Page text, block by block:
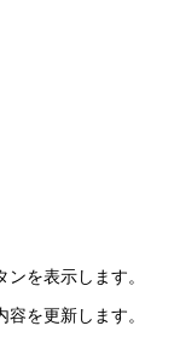
を表示します。
を更新します。